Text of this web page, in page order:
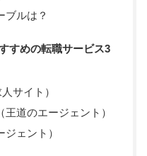
ブルは？
すめの転職サービス3
サイト）
道のエージェント）
ェント）